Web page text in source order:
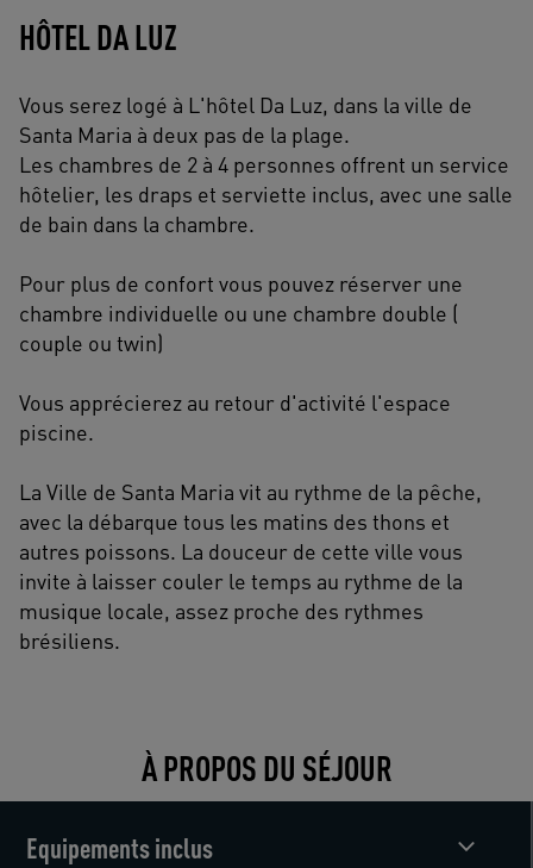
HÔTEL DA LUZ
Vous serez logé à L'hôtel Da Luz, dans la ville de
Santa Maria à deux pas de la plage.
Les chambres de 2 à 4 personnes offrent un service
hôtelier, les draps et serviette inclus, avec une salle
de bain dans la chambre.
Pour plus de confort vous pouvez réserver une
chambre individuelle ou une chambre double (
couple ou twin)
Vous apprécierez au retour d'activité l'espace
piscine.
La Ville de Santa Maria vit au rythme de la pêche,
avec la débarque tous les matins des thons et
autres poissons. La douceur de cette ville vous
invite à laisser couler le temps au rythme de la
musique locale, assez proche des rythmes
brésiliens.
À PROPOS DU SÉJOUR
Equipements inclus